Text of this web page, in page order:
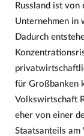
Russland ist
Unternehmen in
Dadurch
für Großbanken
Volkswirtschaft
eher von einer
Staatsanteils